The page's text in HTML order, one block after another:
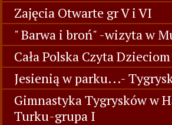
Zajęcia Otwarte gr V i VI
" Barwa i broń" -wizyta w
Cała Polska Czyta
Jesienią w parku...-
Gimnastyka Tygrysków w
Turku-grupa I